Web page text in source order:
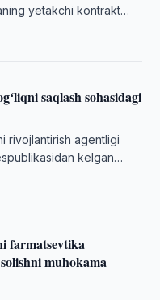
yetakchi kontrakt
saqlash sohasidagi
rivojlantirish agentligi
kelgan
farmatsevtika
muhokama